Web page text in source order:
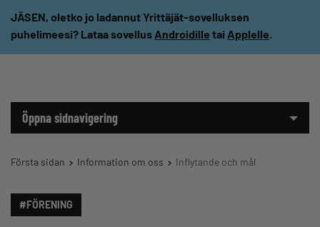
JÄSEN, oletko jo ladannut Yrittäjät-sovelluksen
puhelimeesi? Lataa sovellus Androidille tai Applelle.
Öppna sidnavigering
Första sidan Information om oss Inflytande och mål
#FÖRENING